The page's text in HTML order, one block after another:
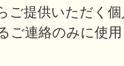
ご提供いただく
ご連絡のみに使